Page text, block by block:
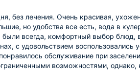
без лечения. Очень красивая,
но удобства все есть, вода в
всегда, комфортный выбор блюд,
с удовольствием воспользовались
обслуживание при
возможностями,